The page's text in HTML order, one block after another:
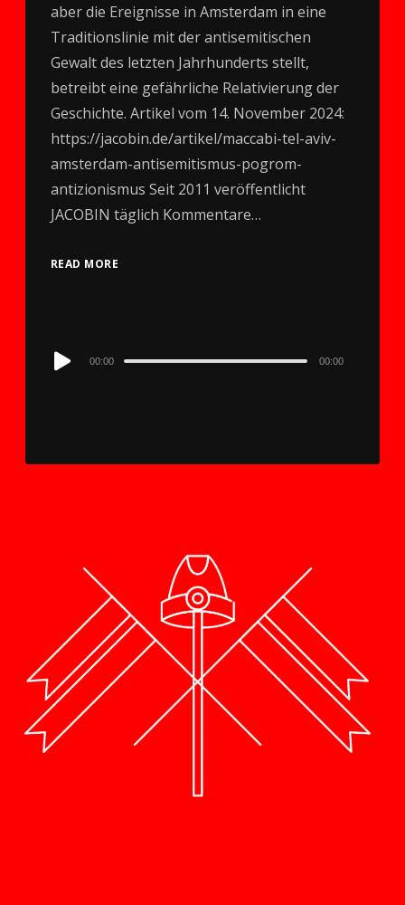
aber die Ereignisse in Amsterdam in eine
Traditionslinie mit der antisemitischen
Gewalt des letzten Jahrhunderts stellt,
betreibt eine gefährliche Relativierung der
Geschichte. Artikel vom 14. November 2024:
https://jacobin.de/artikel/maccabi-tel-aviv-
amsterdam-antisemitismus-pogrom-
antizionismus Seit 2011 veröffentlicht
JACOBIN täglich Kommentare…
READ MORE
Audio
00:00 00:00